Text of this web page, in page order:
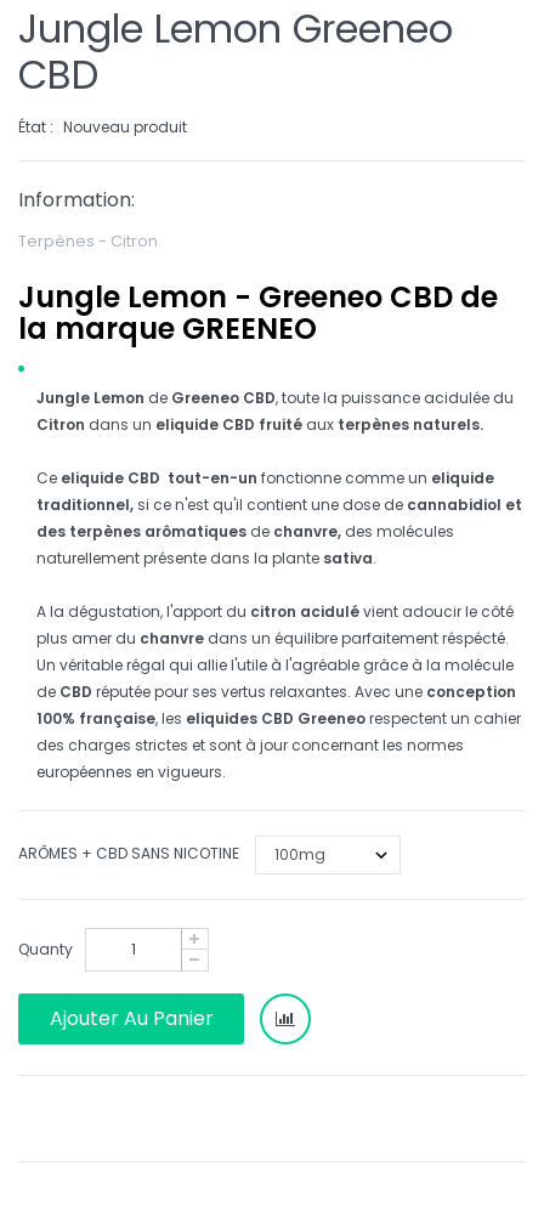
Jungle Lemon Greeneo
CBD
État : Nouveau produit
Information:
Terpènes - Citron
Jungle Lemon - Greeneo CBD de
la marque GREENEO
Jungle Lemon de Greeneo CBD, toute la puissance acidulée du
Citron dans un eliquide CBD fruité aux terpènes naturels.
Ce eliquide CBD tout-en-un fonctionne comme un eliquide
traditionnel,si ce n'est qu'il contient une dose de cannabidiol et
des terpènes arômatiques de chanvre, des molécules
naturellement présente dans la plante sativa.
A la dégustation, l'apport du citron acidulévient adoucir le côté
plus amer du chanvre dans un équilibre parfaitement réspécté.
Un véritable régal qui allie l'utile à l'agréable grâce à la molécule
de CBD réputée pour ses vertus relaxantes. Avec une conception
100% française, les eliquides CBD Greeneorespectent un cahier
des charges strictes et sont à jour concernant les normes
européennes en vigueurs.
ARÔMES + CBD SANS NICOTINE
Quanty
Ajouter Au Panier